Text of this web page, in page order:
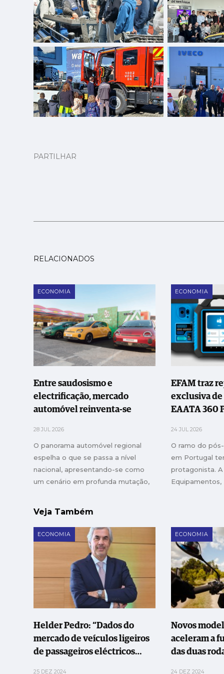
PARTILHAR
RELACIONADOS
ECONOMIA
Entre saudosismo e
electrificação, mercado
automóvel reinventa-se
28 JUL 2026
O panorama automóvel regional
espelha o que se passa a nível
nacional, apresentando-se como
um cenário em profunda mutação,
transição energética que já não
admite recuo
ECONOMIA
EFAM traz
exclusiva
EAATA 360
24 JUL 2026
O ramo do
em Portugal
protagonista.
Equipamentos,
ano, a
EAATA
Veja Também
ECONOMIA
Helder Pedro: “Dados do
mercado de veículos ligeiros
de passageiros eléctricos
25 DEZ 2024
ECONOMIA
Novos
aceleram a
das duas
24 DEZ 2024